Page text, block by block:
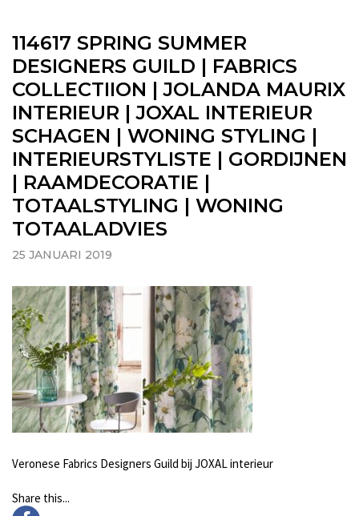
114617 SPRING SUMMER
DESIGNERS GUILD | FABRICS
COLLECTIION | JOLANDA MAURIX
INTERIEUR | JOXAL INTERIEUR
SCHAGEN | WONING STYLING |
INTERIEURSTYLISTE | GORDIJNEN
| RAAMDECORATIE |
TOTAALSTYLING | WONING
TOTAALADVIES
25 JANUARI 2019
Veronese Fabrics Designers Guild bij JOXAL interieur
Share this...